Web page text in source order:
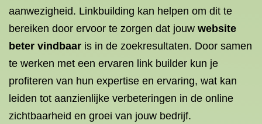
aanwezigheid. Linkbuilding kan helpen om dit te
bereiken door ervoor te zorgen dat jouw website
beter vindbaar is in de zoekresultaten. Door samen
te werken met een ervaren link builder kun je
profiteren van hun expertise en ervaring, wat kan
leiden tot aanzienlijke verbeteringen in de online
zichtbaarheid en groei van jouw bedrijf.